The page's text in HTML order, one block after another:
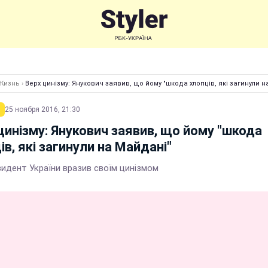
› Верх цинізму: Янукович заявив, що йому "шкода хлопців, які загинули
25 ноября 2016, 21:30
Янукович заявив, що йому "шкода
які загинули на Майдані"
України вразив своїм цинізмом